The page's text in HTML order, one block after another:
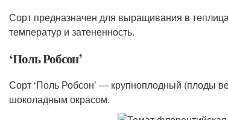
Сорт предназначен для выращивания в
температур и затененность.
‘Поль Робсон’
Сорт ‘Поль Робсон’ — крупноплодный (плоды
шоколадным окрасом.